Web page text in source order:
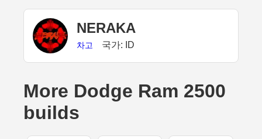
NERAKA
차고 국가: ID
More Dodge Ram 2500
builds